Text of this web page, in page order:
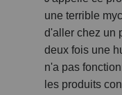
une terrible
d'aller chez un
deux fois une
n'a pas
les produits